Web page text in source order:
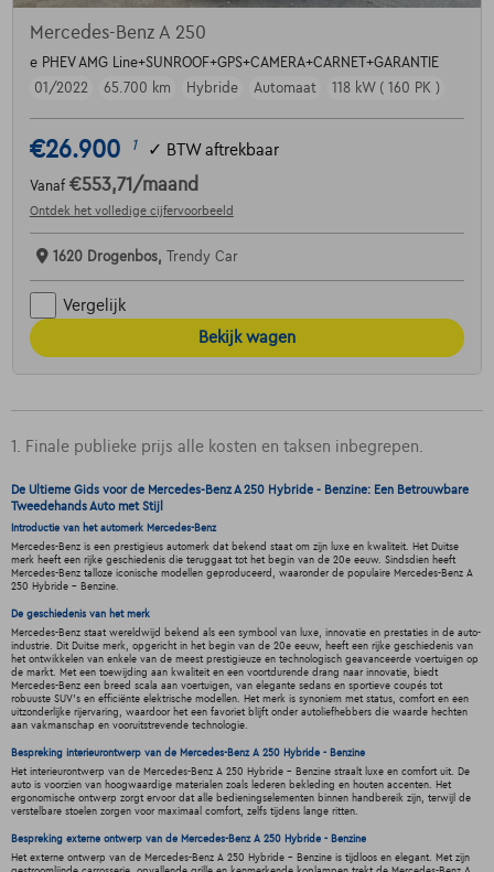
Mercedes-Benz A 250
e PHEV AMG Line+SUNROOF+GPS+CAMERA+CARNET+GARANTIE
01/2022
65.700 km Hybride Automaat 118 kW ( 160 PK )
€26.900 1 ✓ BTW aftrekbaar
Vanaf €553,71 /maand
Ontdek het volledige cijfervoorbeeld
1620 Drogenbos, Trendy Car
Vergelijk
Bekijk wagen
1. Finale publieke prijs alle kosten en taksen inbegrepen.
De Ultieme Gids voor de Mercedes-Benz A 250 Hybride - Benzine: Een Betrouwbare
Tweedehands Auto met Stijl
Introductie van het automerk Mercedes-Benz
Mercedes-Benz is een prestigieus automerk dat bekend staat om zijn luxe en kwaliteit. Het Duitse
merk heeft een rijke geschiedenis die teruggaat tot het begin van de 20e eeuw. Sindsdien heeft
Mercedes-Benz talloze iconische modellen geproduceerd, waaronder de populaire Mercedes-Benz A
250 Hybride - Benzine.
De geschiedenis van het merk
Mercedes-Benz staat wereldwijd bekend als een symbool van luxe, innovatie en prestaties in de auto-
industrie. Dit Duitse merk, opgericht in het begin van de 20e eeuw, heeft een rijke geschiedenis van
het ontwikkelen van enkele van de meest prestigieuze en technologisch geavanceerde voertuigen op
de markt. Met een toewijding aan kwaliteit en een voortdurende drang naar innovatie, biedt
Mercedes-Benz een breed scala aan voertuigen, van elegante sedans en sportieve coupés tot
robuuste SUV's en efficiënte elektrische modellen. Het merk is synoniem met status, comfort en een
uitzonderlijke rijervaring, waardoor het een favoriet blijft onder autoliefhebbers die waarde hechten
aan vakmanschap en vooruitstrevende technologie.
Bespreking interieurontwerp van de Mercedes-Benz A 250 Hybride - Benzine
Het interieurontwerp van de Mercedes-Benz A 250 Hybride - Benzine straalt luxe en comfort uit. De
auto is voorzien van hoogwaardige materialen zoals lederen bekleding en houten accenten. Het
ergonomische ontwerp zorgt ervoor dat alle bedieningselementen binnen handbereik zijn, terwijl de
verstelbare stoelen zorgen voor maximaal comfort, zelfs tijdens lange ritten.
Bespreking externe ontwerp van de Mercedes-Benz A 250 Hybride - Benzine
Het externe ontwerp van de Mercedes-Benz A 250 Hybride - Benzine is tijdloos en elegant. Met zijn